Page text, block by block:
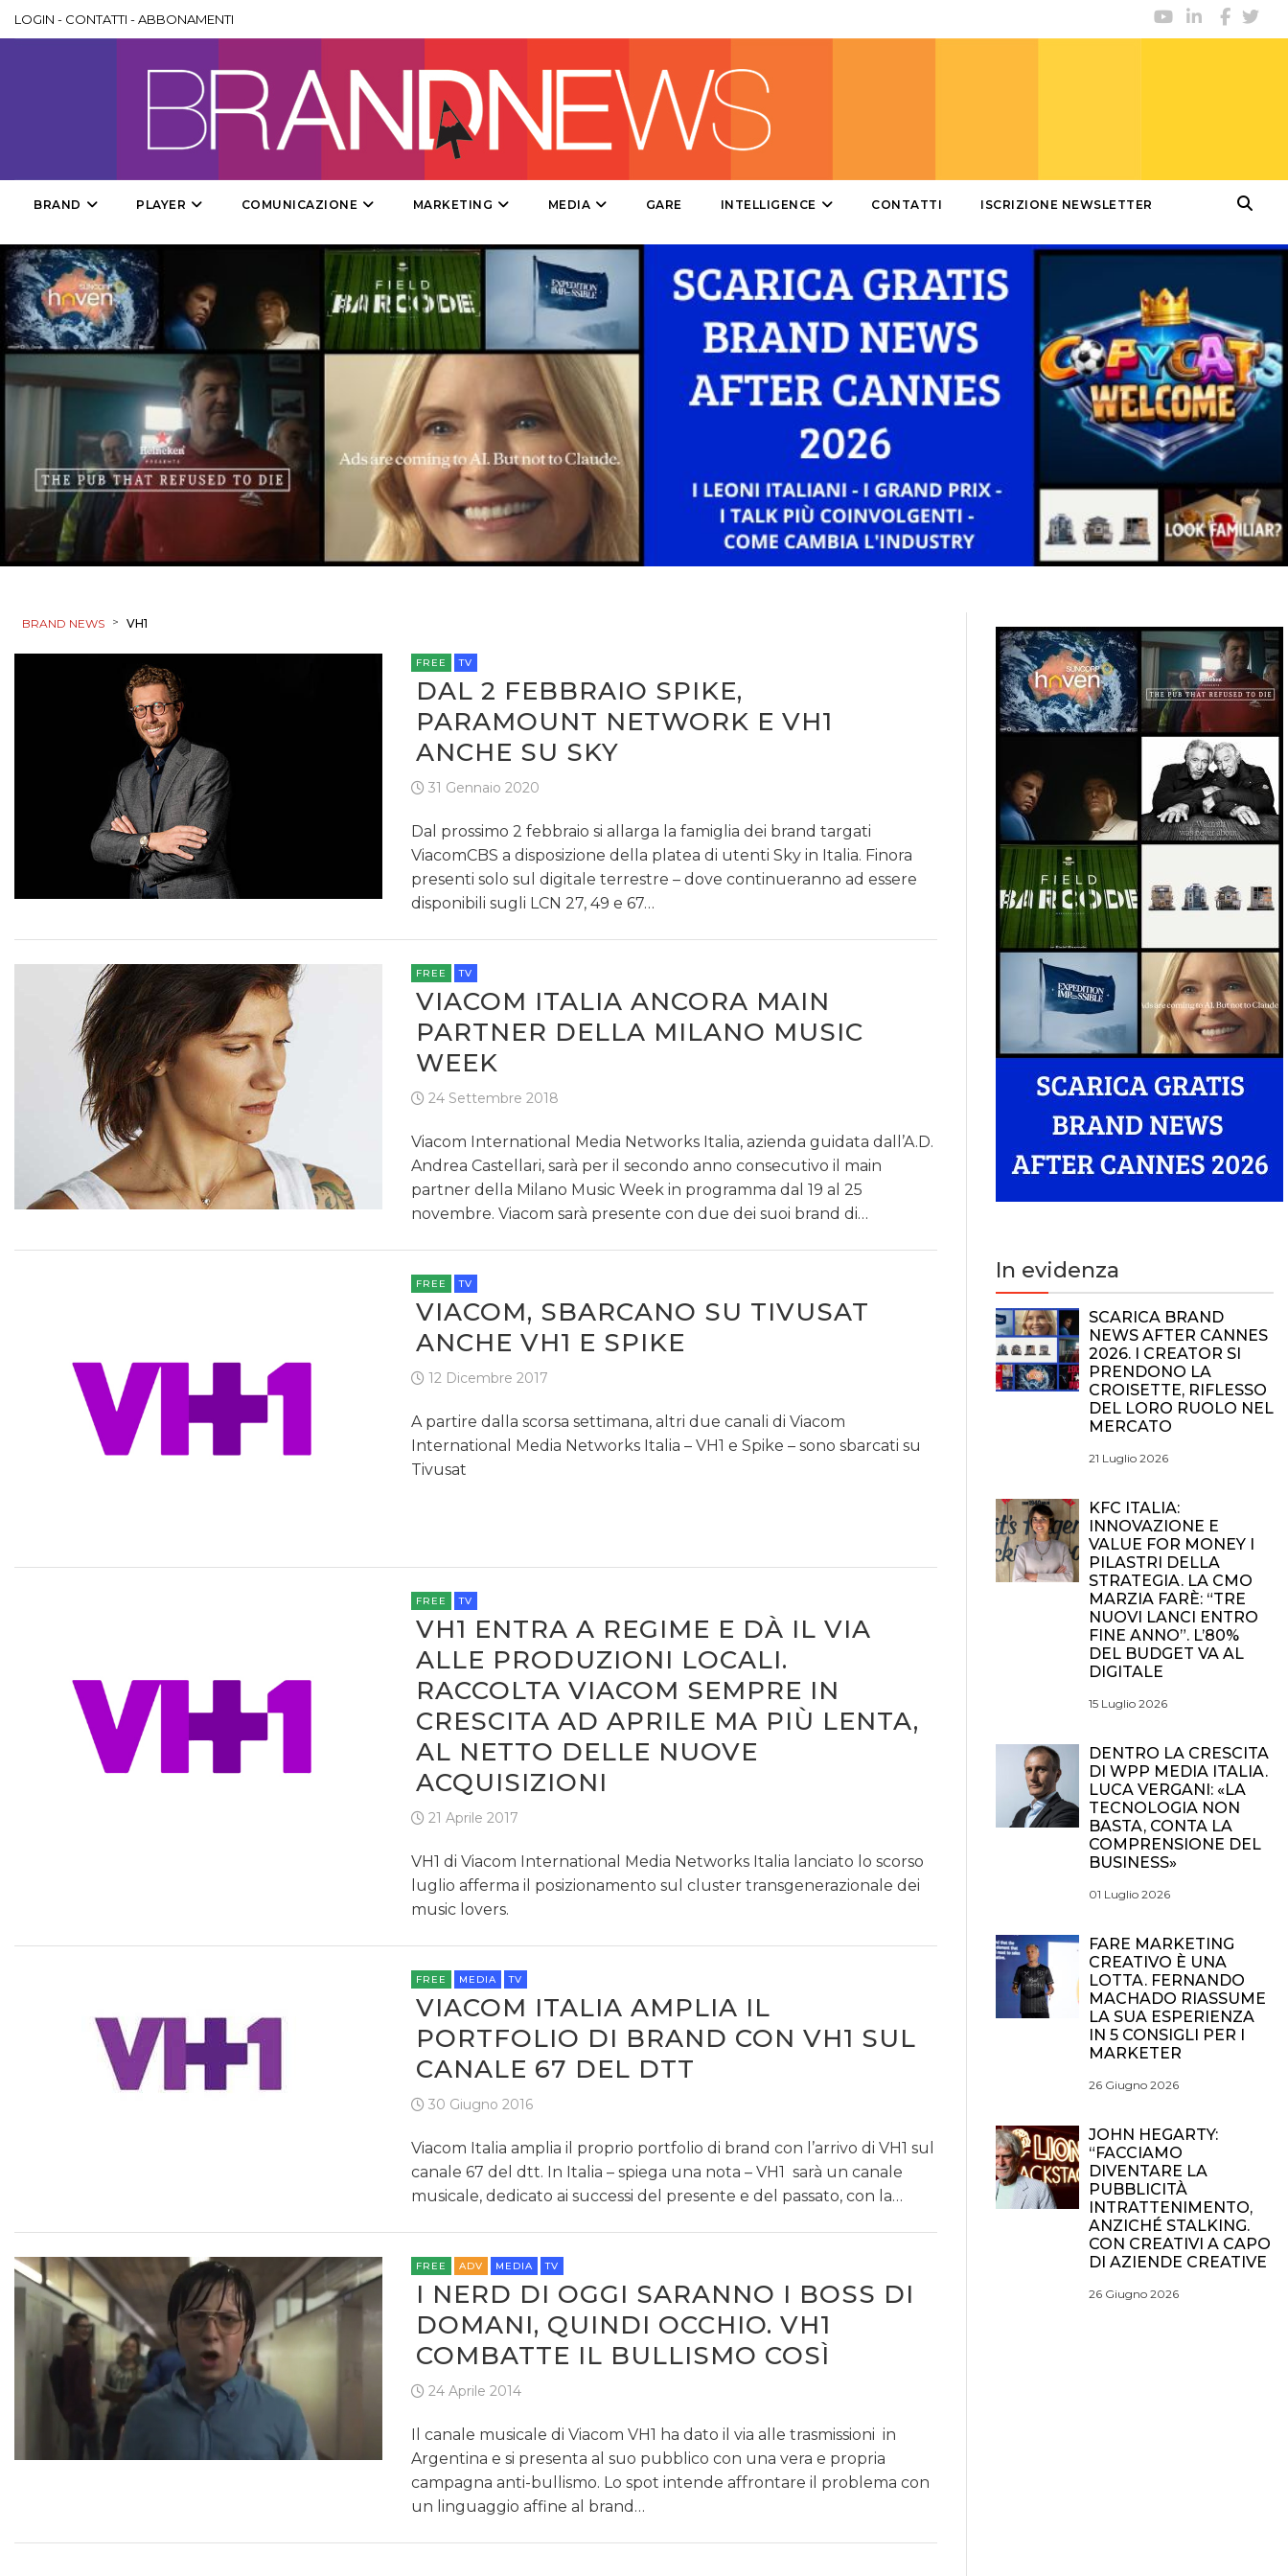
PROMOZIONI
PRODOTTI
PUNTI VENDITA
STRATEGIE
CINEMA
DIGITALE
EDITORIA
ESTERNA
RICERCHE
PREVISIONI/SCENARI
TREND
CASE HISTORY
LOGIN - CONTATTI -ABBONAMENTI
BRAND PLAYER COMUNICAZIONE MARKETING MEDIA GARE INTELLIGENCE CONTATTI ISCRIZIONE NEWSLETTER
BRAND NEWS > VH1
FREE TV
DAL 2 FEBBRAIO SPIKE,
PARAMOUNT NETWORK E VH1
ANCHE SU SKY
31 Gennaio 2020
Dal prossimo 2 febbraio si allarga la famiglia dei brand targati
ViacomCBS a disposizione della platea di utenti Sky in Italia. Finora
presenti solo sul digitale terrestre – dove continueranno ad essere
disponibili sugli LCN 27, 49 e 67…
FREE TV
VIACOM ITALIA ANCORA MAIN
PARTNER DELLA MILANO MUSIC
WEEK
24 Settembre 2018
Viacom International Media Networks Italia, azienda guidata dall’A.D.
Andrea Castellari, sarà per il secondo anno consecutivo il main
partner della Milano Music Week in programma dal 19 al 25
novembre. Viacom sarà presente con due dei suoi brand di…
FREE TV
VIACOM, SBARCANO SU TIVUSAT
ANCHE VH1 E SPIKE
12 Dicembre 2017
A partire dalla scorsa settimana, altri due canali di Viacom
International Media Networks Italia – VH1 e Spike – sono sbarcati su
Tivusat
FREE TV
VH1 ENTRA A REGIME E DÀ IL VIA
ALLE PRODUZIONI LOCALI.
RACCOLTA VIACOM SEMPRE IN
CRESCITA AD APRILE MA PIÙ LENTA,
AL NETTO DELLE NUOVE
ACQUISIZIONI
21 Aprile 2017
VH1 di Viacom International Media Networks Italia lanciato lo scorso
luglio afferma il posizionamento sul cluster transgenerazionale dei
music lovers.
FREE MEDIA TV
VIACOM ITALIA AMPLIA IL
PORTFOLIO DI BRAND CON VH1 SUL
CANALE 67 DEL DTT
30 Giugno 2016
Viacom Italia amplia il proprio portfolio di brand con l’arrivo di VH1 sul
canale 67 del dtt. In Italia – spiega una nota – VH1 sarà un canale
musicale, dedicato ai successi del presente e del passato, con la…
FREE ADV MEDIA TV
I NERD DI OGGI SARANNO I BOSS DI
DOMANI, QUINDI OCCHIO. VH1
COMBATTE IL BULLISMO COSÌ
24 Aprile 2014
Il canale musicale di Viacom VH1 ha dato il via alle trasmissioni in
Argentina e si presenta al suo pubblico con una vera e propria
campagna anti-bullismo. Lo spot intende affrontare il problema con
un linguaggio affine al brand…
In evidenza
SCARICA BRAND
NEWS AFTER CANNES
2026. I CREATOR SI
PRENDONO LA
CROISETTE, RIFLESSO
DEL LORO RUOLO NEL
MERCATO
21 Luglio 2026
KFC ITALIA:
INNOVAZIONE E
VALUE FOR MONEY I
PILASTRI DELLA
STRATEGIA. LA CMO
MARZIA FARÈ: “TRE
NUOVI LANCI ENTRO
FINE ANNO”. L’80%
DEL BUDGET VA AL
DIGITALE
15 Luglio 2026
DENTRO LA CRESCITA
DI WPP MEDIA ITALIA.
LUCA VERGANI: «LA
TECNOLOGIA NON
BASTA, CONTA LA
COMPRENSIONE DEL
BUSINESS»
01 Luglio 2026
FARE MARKETING
CREATIVO È UNA
LOTTA. FERNANDO
MACHADO RIASSUME
LA SUA ESPERIENZA
IN 5 CONSIGLI PER I
MARKETER
26 Giugno 2026
JOHN HEGARTY:
“FACCIAMO
DIVENTARE LA
PUBBLICITÀ
INTRATTENIMENTO,
ANZICHÉ STALKING.
CON CREATIVI A CAPO
DI AZIENDE CREATIVE
26 Giugno 2026